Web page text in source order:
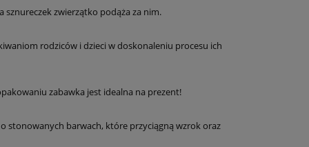
sznureczek zwierzątko podąża za nim.
rodziców i dzieci w doskonaleniu procesu ich
zabawka jest idealna na prezent!
stonowanych barwach, które przyciągną wzrok oraz